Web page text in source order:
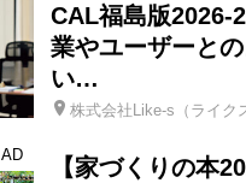
CAL福島版2026-
業やユーザーと
い…
株式会社Like-s（ライク
AD
【家づくりの本